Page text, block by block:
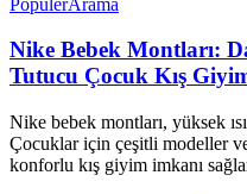
Nike Bebek Montları:
Tutucu Çocuk Kış
Nike bebek montları, yüksek ısı
Çocuklar için çeşitli modeller
konforlu kış giyim imkanı